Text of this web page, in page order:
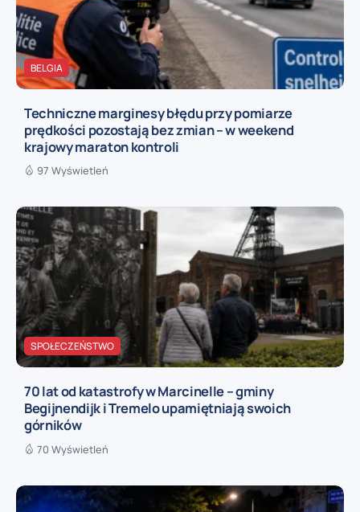
BELGIA
Techniczne marginesy błędu przy pomiarze
prędkości pozostają bez zmian – w weekend
krajowy maraton kontroli
97 Wyświetleń
SPOŁECZEŃSTWO
70 lat od katastrofy w Marcinelle – gminy
Begijnendijk i Tremelo upamiętniają swoich
górników
70 Wyświetleń